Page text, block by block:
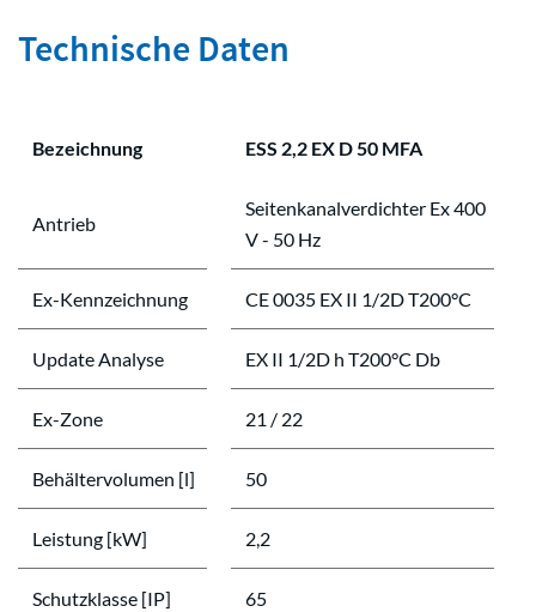
Technische Daten
Bezeichnung ESS 2,2 EX D 50 MFA
Antrieb
Seitenkanalverdichter Ex 400
V - 50 Hz
Ex-Kennzeichnung CE 0035 EX II 1/2D T200°C
Update Analyse EX II 1/2D h T200°C Db
Ex-Zone 21 / 22
Behältervolumen [l] 50
Leistung [kW] 2,2
Schutzklasse [IP] 65